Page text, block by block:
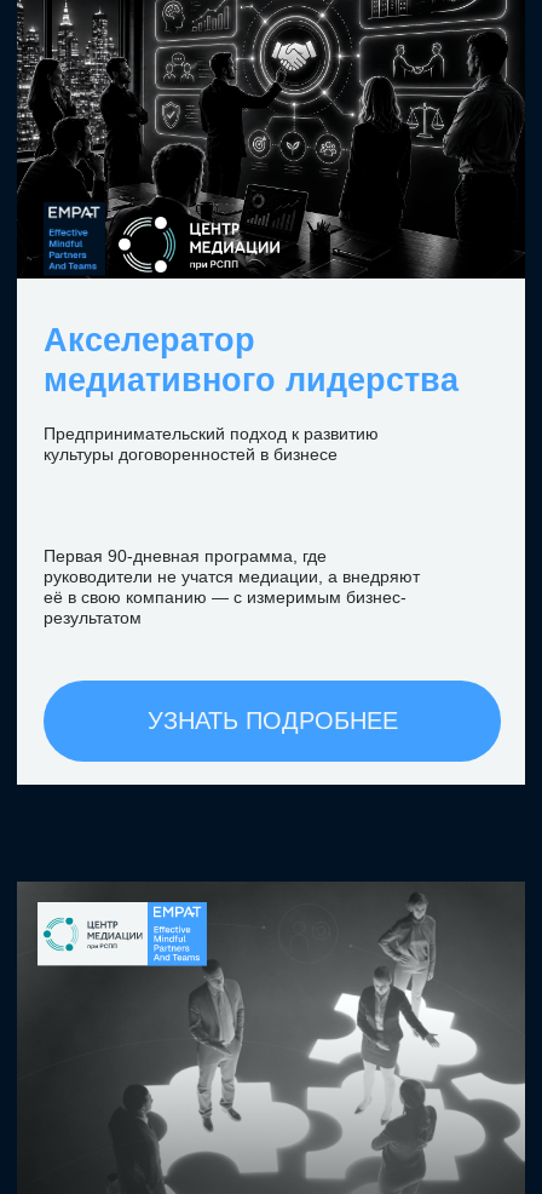
340 ак. часов
диплом гос. образца
Реализуется в партнёрстве с НИУ «Высшая
школа экономики» (НИУ ВШЭ)
Уникальный курс для тех, кто хочет
стать бизнес-медиатором
и использовать медиативное
мышление в бизнесе.
Медиация по-живому
Книга
медиатора, без которых
работают
44 инструмента бизнес-медиатора,
объединённые в 6 смысловых блоков
УЗНАТЬ ПОДРОБНЕЕ